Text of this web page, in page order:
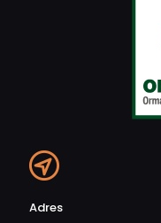
Adres